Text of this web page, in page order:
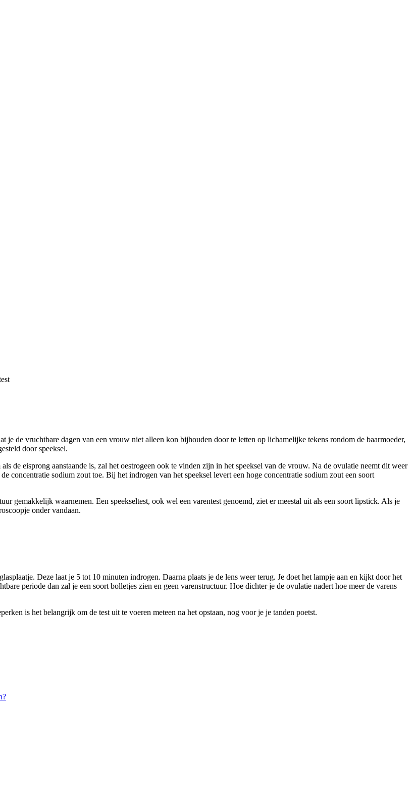
je de vruchtbare dagen van een vrouw niet alleen kon bijhouden door te letten op lichamelijke tekens rondom de baarmoeder,
door speeksel.
de eisprong aanstaande is, zal het oestrogeen ook te vinden zijn in het speeksel van de vrouw. Na de ovulatie neemt dit weer
concentratie sodium zout toe. Bij het indrogen van het speeksel levert een hoge concentratie sodium zout een soort
gemakkelijk waarnemen. Een speekseltest, ook wel een varentest genoemd, ziet er meestal uit als een soort lipstick. Als je
onder vandaan.
Deze laat je 5 tot 10 minuten indrogen. Daarna plaats je de lens weer terug. Je doet het lampje aan en kijkt door het
periode dan zal je een soort bolletjes zien en geen varenstructuur. Hoe dichter je de ovulatie nadert hoe meer de varens
is het belangrijk om de test uit te voeren meteen na het opstaan, nog voor je je tanden poetst.